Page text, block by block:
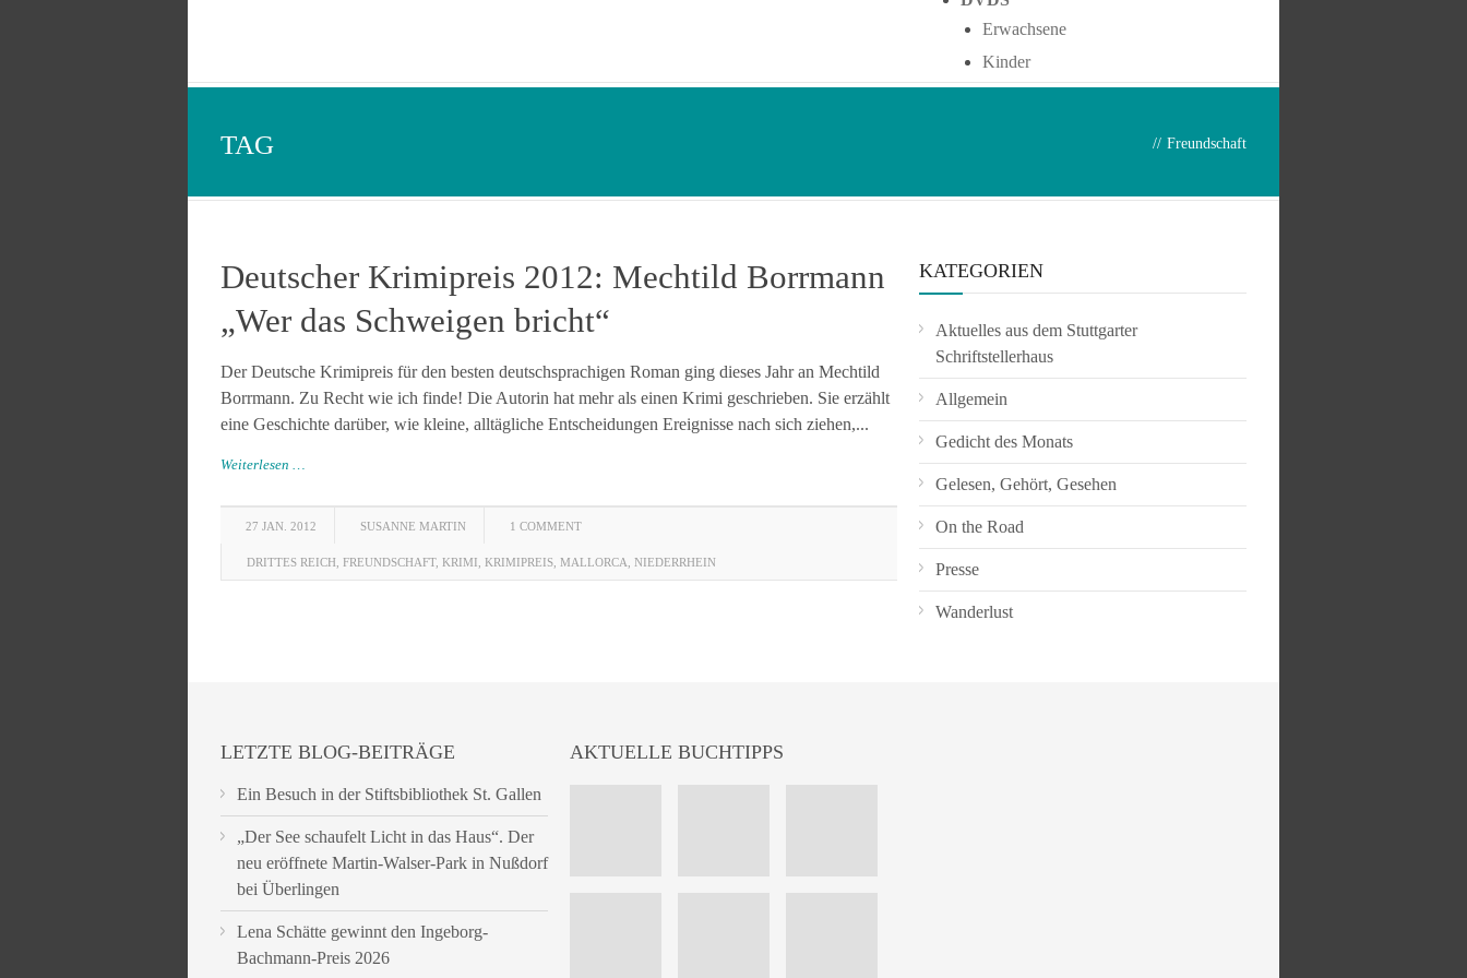
Erwachsene
Kinder
TAG // Freundschaft
Deutscher Krimipreis 2012: Mechtild Borrmann
„Wer das Schweigen bricht“
Der Deutsche Krimipreis für den besten deutschsprachigen Roman ging dieses Jahr an Mechtild
Borrmann. Zu Recht wie ich finde! Die Autorin hat mehr als einen Krimi geschrieben. Sie erzählt
eine Geschichte darüber, wie kleine, alltägliche Entscheidungen Ereignisse nach sich ziehen,...
Weiterlesen …
27 JAN. 2012 SUSANNE MARTIN 1 COMMENT
DRITTES REICH FREUNDSCHAFT, KRIMI KRIMIPREIS MALLORCA NIEDERRHEIN
KATEGORIEN
Aktuelles aus dem Stuttgarter
Schriftstellerhaus
Allgemein
Gedicht des Monats
Gelesen, Gehört, Gesehen
On the Road
Presse
Wanderlust
LETZTE BLOG-BEITRÄGE
Ein Besuch in der Stiftsbibliothek St. Gallen
„Der See schaufelt Licht in das Haus“. Der
neu eröffnete Martin-Walser-Park in Nußdorf
bei Überlingen
Lena Schätte gewinnt den Ingeborg-
Bachmann-Preis 2026
AKTUELLE BUCHTIPPS